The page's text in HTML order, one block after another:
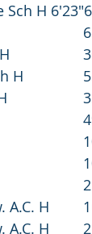
Ward De Vos